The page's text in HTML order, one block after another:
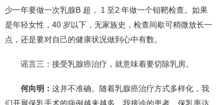
少一年要做一次乳腺B 超， 1 至2 年做一个钼靶检查。如果
是年轻女性，40 岁以下，无家族史，检查间歇可稍微放长一
点，还是要对自己的健康状况做到心中有数。
谣言三：接受乳腺癌治疗，就意味着要切除乳房。
何向明： 这并不准确。随着乳腺癌治疗方式多样化，我
们开展保乳手术的病例越来越多。我接诊的患者，保乳率达